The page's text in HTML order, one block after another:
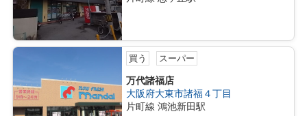
買う スーパー
万代諸福店
大阪府大東市諸福４丁目
片町線 鴻池新田駅